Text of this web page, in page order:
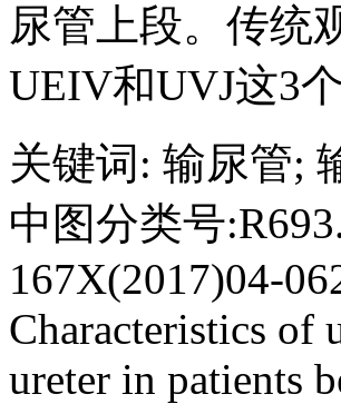
尿管上段。传统
UEIV和UVJ这3
关键词 : 输尿管;
中图分类号
167X(2017)04-
Characteristics of
ureter in patients